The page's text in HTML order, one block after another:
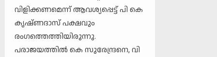
വിളിക്കണമെന്ന് ആവശ്യപ്പെട്ട് പി കെ
കൃഷ്ണദാസ് പക്ഷവും
രംഗത്തെത്തിയിരുന്നു.
പരാജയത്തിൽ കെ സുരേന്ദ്രനെ, വി